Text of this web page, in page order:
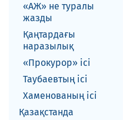
«АЖ» не туралы
жазды
Қаңтардағы
наразылық
«Прокурор» ісі
Таубаевтың ісі
Хаменованың ісі
Қазақстанда